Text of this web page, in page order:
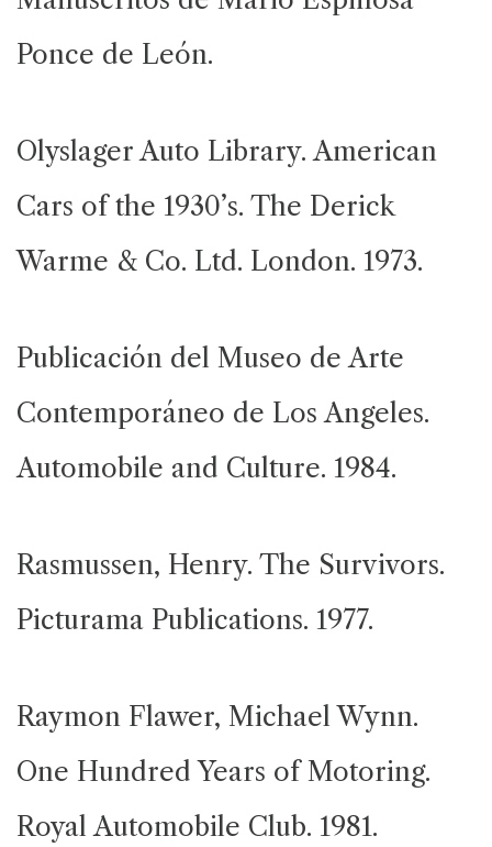
Ponce de León.
Olyslager Auto Library. American
Cars of the 1930’s. The Derick
Warme & Co. Ltd. London. 1973.
Publicación del Museo de Arte
Contemporáneo de Los Angeles.
Automobile and Culture. 1984.
Rasmussen, Henry. The Survivors.
Picturama Publications. 1977.
Raymon Flawer, Michael Wynn.
One Hundred Years of Motoring.
Royal Automobile Club. 1981.